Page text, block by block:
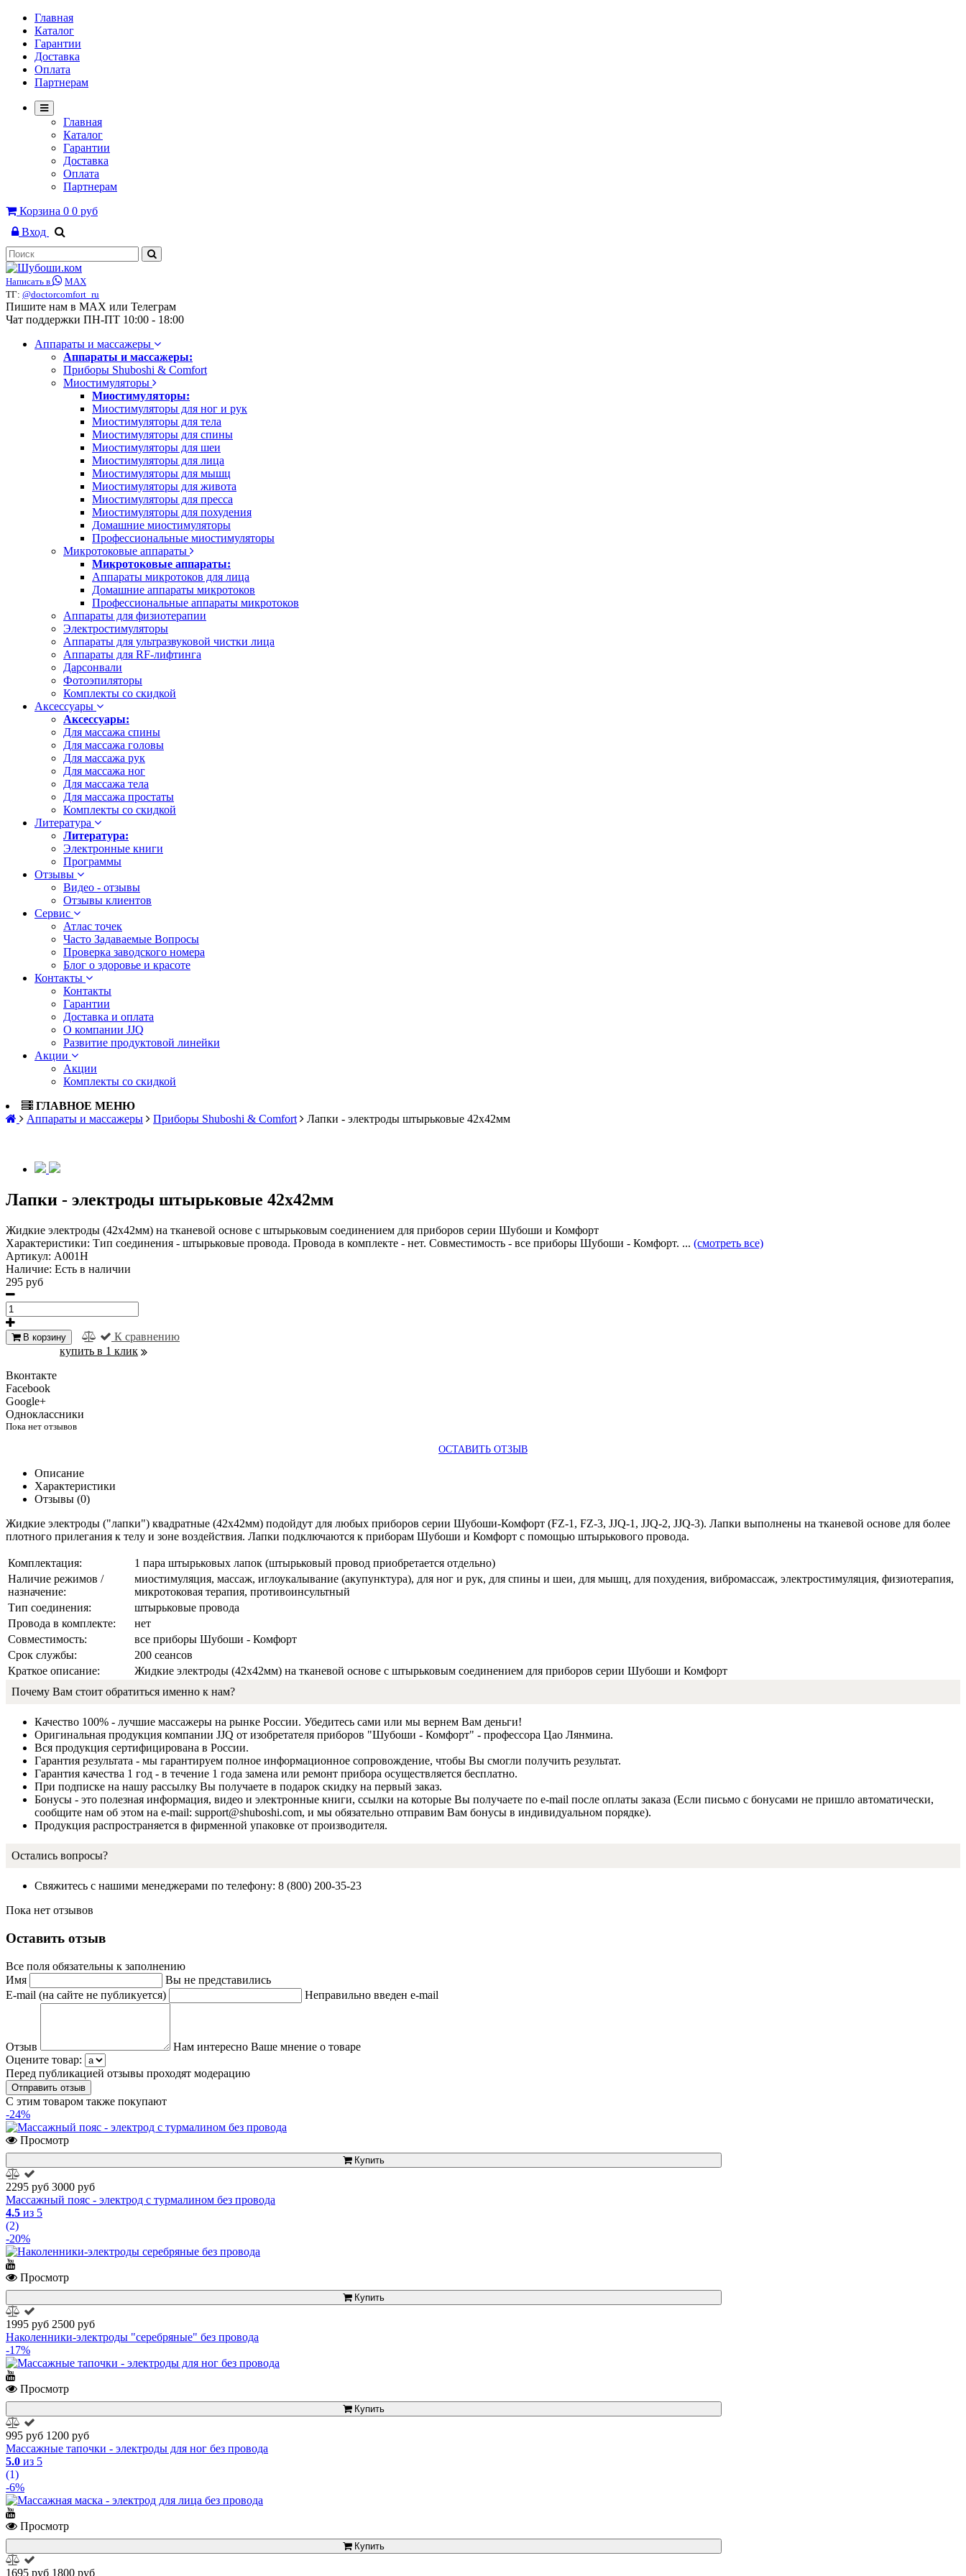
Главная
Каталог
Гарантии
Доставка
Оплата
Партнерам
Главная
Каталог
Гарантии
Доставка
Оплата
Партнерам
Корзина 0 0 руб
Вход
Написать в
MAX
ТГ: @doctorcomfort_ru
Пишите нам в MAX или Телеграм
Чат поддержки ПН-ПТ 10:00 - 18:00
Аппараты и массажеры
Аппараты и массажеры:
Приборы Shuboshi & Comfort
Миостимуляторы
Миостимуляторы:
Миостимуляторы для ног и рук
Миостимуляторы для тела
Миостимуляторы для спины
Миостимуляторы для шеи
Миостимуляторы для лица
Миостимуляторы для мышц
Миостимуляторы для живота
Миостимуляторы для пресса
Миостимуляторы для похудения
Домашние миостимуляторы
Профессиональные миостимуляторы
Микротоковые аппараты
Микротоковые аппараты:
Аппараты микротоков для лица
Домашние аппараты микротоков
Профессиональные аппараты микротоков
Аппараты для физиотерапии
Электростимуляторы
Аппараты для ультразвуковой чистки лица
Аппараты для RF-лифтинга
Дарсонвали
Фотоэпиляторы
Комплекты со скидкой
Аксессуары
Аксессуары:
Для массажа спины
Для массажа головы
Для массажа рук
Для массажа ног
Для массажа тела
Для массажа простаты
Комплекты со скидкой
Литература
Литература:
Электронные книги
Программы
Отзывы
Видео - отзывы
Отзывы клиентов
Сервис
Атлас точек
Часто Задаваемые Вопросы
Проверка заводского номера
Блог о здоровье и красоте
Контакты
Контакты
Гарантии
Доставка и оплата
О компании JJQ
Развитие продуктовой линейки
Акции
Акции
Комплекты со скидкой
ГЛАВНОЕ МЕНЮ
Аппараты и массажеры
Приборы Shuboshi & Comfort Лапки - электроды штырьковые 42х42мм
Лапки - электроды штырьковые 42х42мм
Жидкие электроды (42х42мм) на тканевой основе с штырьковым соединением для приборов серии Шубоши и Комфорт
Характеристики: Тип соединения - штырьковые провода. Провода в комплекте - нет. Совместимость - все приборы Шубоши - Комфорт. ... (смотреть все)
Артикул: A001H
Наличие: Есть в наличии
295 руб
В корзину
К сравнению
купить в 1 клик
Вконтакте
Facebook
Google+
Одноклассники
Пока нет отзывов
ОСТАВИТЬ ОТЗЫВ
Описание
Характеристики
Отзывы (0)
Жидкие электроды ("лапки") квадратные (42х42мм) подойдут для любых приборов серии Шубоши-Комфорт (FZ-1, FZ-3, JJQ-1, JJQ-2, JJQ-3). Лапки выполнены на тканевой основе для более
плотного прилегания к телу и зоне воздействия. Лапки подключаются к приборам Шубоши и Комфорт с помощью штырькового провода.
Комплектация:
1 пара штырьковых лапок (штырьковый провод приобретается отдельно)
Наличие режимов /
назначение:
миостимуляция, массаж, иглоукалывание (акупунктура), для ног и рук, для спины и шеи, для мышц, для похудения, вибромассаж, электростимуляция, физиотерапия,
микротоковая терапия, противоинсультный
Тип соединения:
штырьковые провода
Провода в комплекте:
нет
Совместимость:
все приборы Шубоши - Комфорт
Срок службы:
200 сеансов
Краткое описание:
Жидкие электроды (42х42мм) на тканевой основе с штырьковым соединением для приборов серии Шубоши и Комфорт
Почему Вам стоит обратиться именно к нам?
Качество 100% - лучшие массажеры на рынке России. Убедитесь сами или мы вернем Вам деньги!
Оригинальная продукция компании JJQ от изобретателя приборов "Шубоши - Комфорт" - профессора Цао Лянмина.
Вся продукция сертифицирована в России.
Гарантия результата - мы гарантируем полное информационное сопровождение, чтобы Вы смогли получить результат.
Гарантия качества 1 год - в течение 1 года замена или ремонт прибора осуществляется бесплатно.
При подписке на нашу рассылку Вы получаете в подарок скидку на первый заказ.
Бонусы - это полезная информация, видео и электронные книги, ссылки на которые Вы получаете по e-mail после оплаты заказа (Если письмо с бонусами не пришло автоматически,
сообщите нам об этом на e-mail: support@shuboshi.com, и мы обязательно отправим Вам бонусы в индивидуальном порядке).
Продукция распространяется в фирменной упаковке от производителя.
Остались вопросы?
Свяжитесь с нашими менеджерами по телефону: 8 (800) 200-35-23
Пока нет отзывов
Оставить отзыв
Все поля обязательны к заполнению
Имя
Вы не представились
E-mail (на сайте не публикуется)
Неправильно введен e-mail
Отзыв
Нам интересно Ваше мнение о товаре
Оцените товар:
Перед публикацией отзывы проходят модерацию
С этим товаром также покупают
-24%
Просмотр
Купить
2295 руб 3000 руб
Массажный пояс - электрод с турмалином без провода
4.5 из 5
(2)
-20%
Просмотр
Купить
1995 руб 2500 руб
Наколенники-электроды "серебряные" без провода
-17%
Просмотр
Купить
995 руб 1200 руб
Массажные тапочки - электроды для ног без провода
5.0 из 5
(1)
-6%
Просмотр
Купить
1695 руб 1800 руб